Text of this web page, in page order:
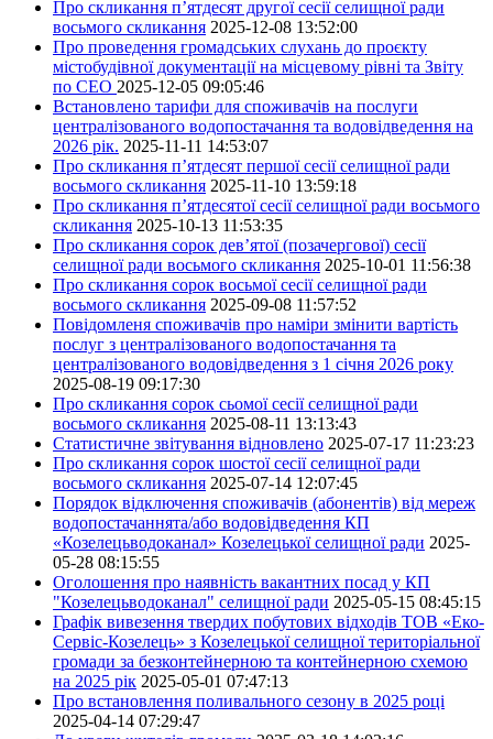
Про скликання п’ятдесят другої сесії селищної ради
восьмого скликання 2025-12-08 13:52:00
Про проведення громадських слухань до проєкту
містобудівної документації на місцевому рівні та Звіту
по СЕО 2025-12-05 09:05:46
Встановлено тарифи для споживачів на послуги
централізованого водопостачання та водовідведення на
2026 рік. 2025-11-11 14:53:07
Про скликання п’ятдесят першої сесії селищної ради
восьмого скликання 2025-11-10 13:59:18
Про скликання п’ятдесятої сесії селищної ради восьмого
скликання 2025-10-13 11:53:35
Про скликання сорок дев’ятої (позачергової) сесії
селищної ради восьмого скликання 2025-10-01 11:56:38
Про скликання сорок восьмої сесії селищної ради
восьмого скликання 2025-09-08 11:57:52
Повідомленя споживачів про наміри змінити вартість
послуг з централізованого водопостачання та
централізованого водовідведення з 1 січня 2026 року
2025-08-19 09:17:30
Про скликання сорок сьомої сесії селищної ради
восьмого скликання 2025-08-11 13:13:43
Статистичне звітування відновлено 2025-07-17 11:23:23
Про скликання сорок шостої сесії селищної ради
восьмого скликання 2025-07-14 12:07:45
Порядок відключення споживачів (абонентів) від мереж
водопостачаннята/або водовідведення КП
«Козелецьводоканал» Козелецької селищної ради 2025-
05-28 08:15:55
Оголошення про наявність вакантних посад у КП
"Козелецьводоканал" селищної ради 2025-05-15 08:45:15
Графік вивезення твердих побутових відходів ТОВ «Еко-
Сервіс-Козелець» з Козелецької селищної територіальної
громади за безконтейнерною та контейнерною схемою
на 2025 рік 2025-05-01 07:47:13
Про встановлення поливального сезону в 2025 році
2025-04-14 07:29:47